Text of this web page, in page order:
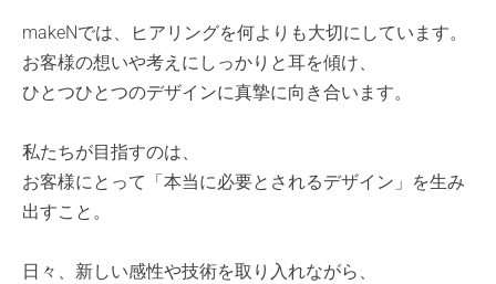
makeNでは、ヒアリングを何よりも大切にしています。
お客様の想いや考えにしっかりと耳を傾け、
ひとつひとつのデザインに真摯に向き合います。
私たちが目指すのは、
お客様にとって「本当に必要とされるデザイン」を生み
出すこと。
日々、新しい感性や技術を取り入れながら、